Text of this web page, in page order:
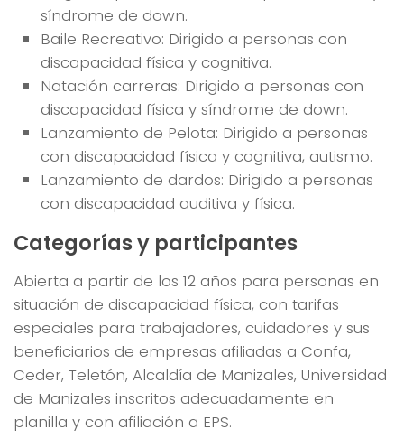
síndrome de down.
Baile Recreativo: Dirigido a personas con
discapacidad física y cognitiva.
Natación carreras: Dirigido a personas con
discapacidad física y síndrome de down.
Lanzamiento de Pelota: Dirigido a personas
con discapacidad física y cognitiva, autismo.
Lanzamiento de dardos: Dirigido a personas
con discapacidad auditiva y física.
Categorías y participantes
Abierta a partir de los 12 años para personas en
situación de discapacidad física, con tarifas
especiales para trabajadores, cuidadores y sus
beneficiarios de empresas afiliadas a Confa,
Ceder, Teletón, Alcaldía de Manizales, Universidad
de Manizales inscritos adecuadamente en
planilla y con afiliación a EPS.